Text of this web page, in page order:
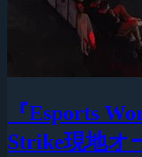
『Esports
Strike現地オ